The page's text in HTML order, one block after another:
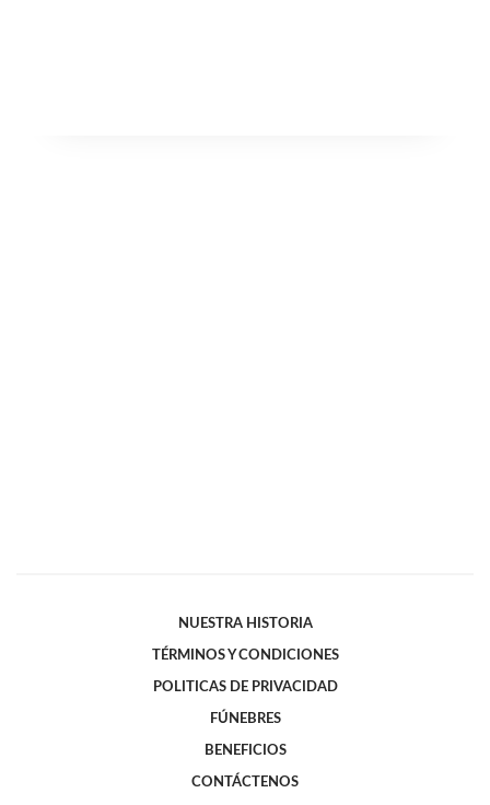
NUESTRA HISTORIA
TÉRMINOS Y CONDICIONES
POLITICAS DE PRIVACIDAD
FÚNEBRES
BENEFICIOS
CONTÁCTENOS